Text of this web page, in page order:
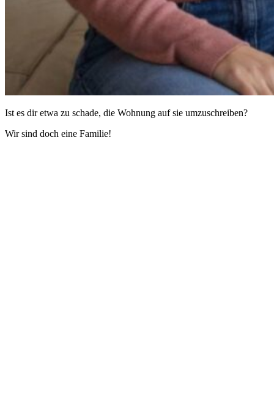
Ist es dir etwa zu schade, die Wohnung auf sie umzuschreiben?
Wir sind doch eine Familie!